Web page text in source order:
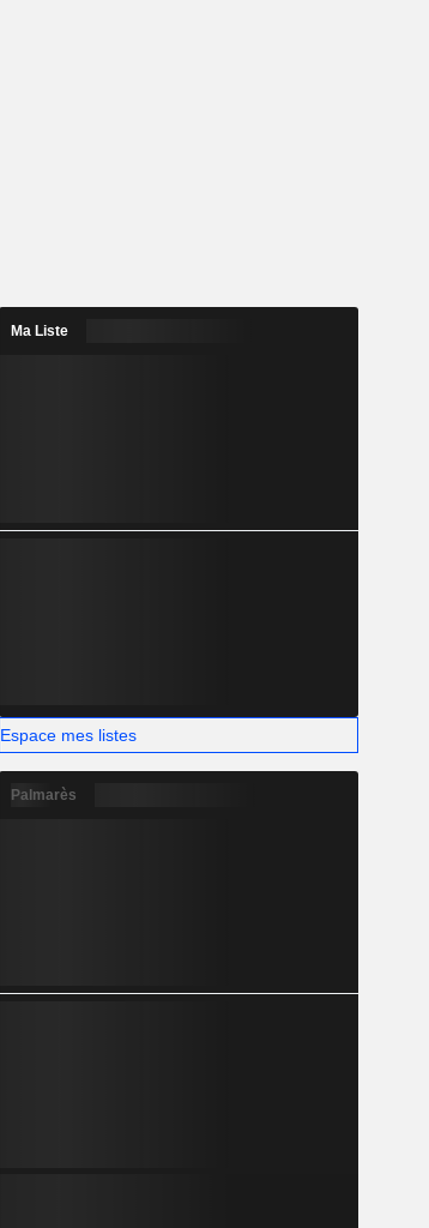
Ma Liste
Espace mes listes
Palmarès